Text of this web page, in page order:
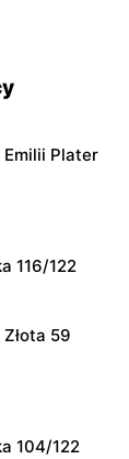
Mikołaja
1
13
Emilii Plater
116/122
59
104/122